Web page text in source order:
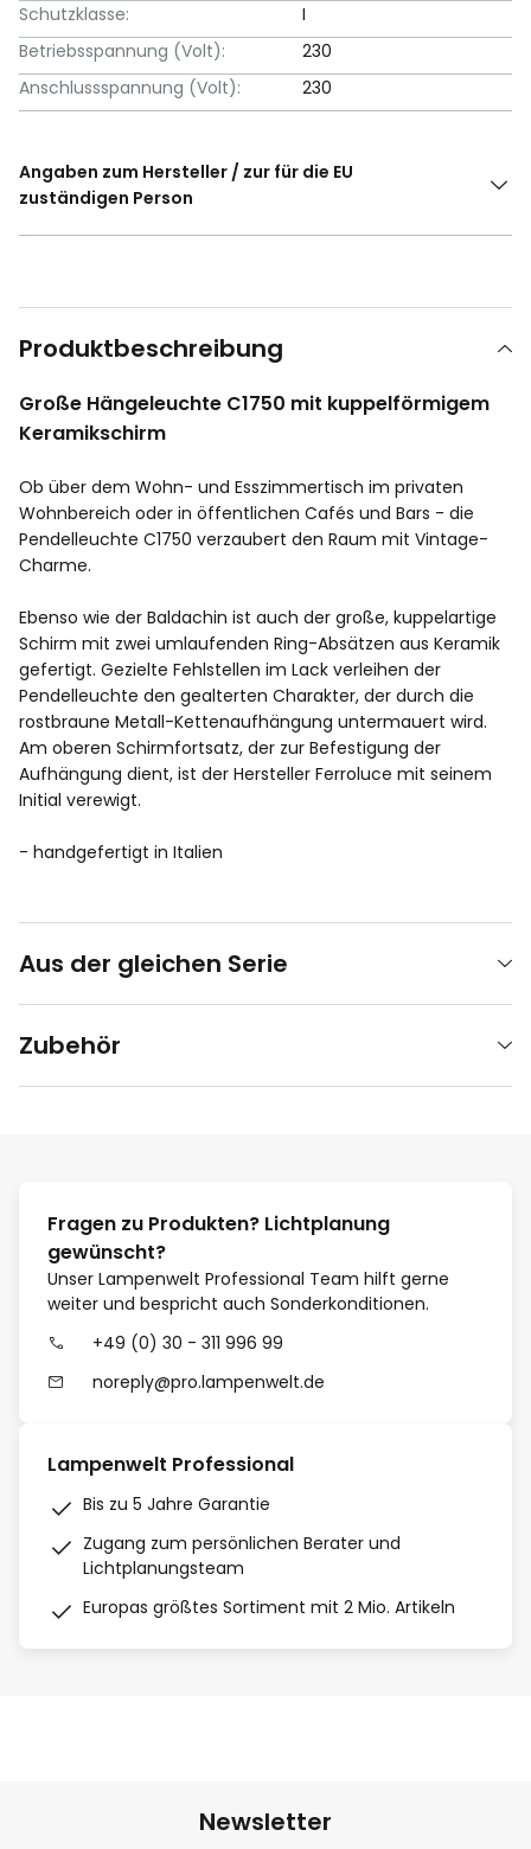
Schutzklasse:
I
Betriebsspannung (Volt):
230
Anschlussspannung (Volt):
230
Angaben zum Hersteller / zur für die EU
zuständigen Person
Produktbeschreibung
Große Hängeleuchte C1750 mit kuppelförmigem
Keramikschirm
Ob über dem Wohn- und Esszimmertisch im privaten
Wohnbereich oder in öffentlichen Cafés und Bars - die
Pendelleuchte C1750 verzaubert den Raum mit Vintage-
Charme.
Ebenso wie der Baldachin ist auch der große, kuppelartige
Schirm mit zwei umlaufenden Ring-Absätzen aus Keramik
gefertigt. Gezielte Fehlstellen im Lack verleihen der
Pendelleuchte den gealterten Charakter, der durch die
rostbraune Metall-Kettenaufhängung untermauert wird.
Am oberen Schirmfortsatz, der zur Befestigung der
Aufhängung dient, ist der Hersteller Ferroluce mit seinem
Initial verewigt.
- handgefertigt in Italien
Aus der gleichen Serie
Zubehör
Fragen zu Produkten? Lichtplanung
gewünscht?
Unser Lampenwelt Professional Team hilft gerne
weiter und bespricht auch Sonderkonditionen.
+49 (0) 30 - 311 996 99
noreply@pro.lampenwelt.de
Lampenwelt Professional
Bis zu 5 Jahre Garantie
Zugang zum persönlichen Berater und
Lichtplanungsteam
Europas größtes Sortiment mit 2 Mio. Artikeln
Newsletter